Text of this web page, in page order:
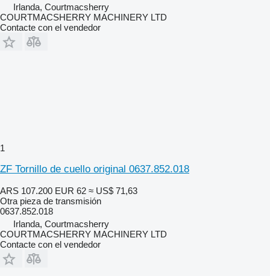
Irlanda, Courtmacsherry
COURTMACSHERRY MACHINERY LTD
Contacte con el vendedor
1
ZF Tornillo de cuello original 0637.852.018
ARS 107.200 EUR 62 ≈ US$ 71,63
Otra pieza de transmisión
0637.852.018
Irlanda, Courtmacsherry
COURTMACSHERRY MACHINERY LTD
Contacte con el vendedor